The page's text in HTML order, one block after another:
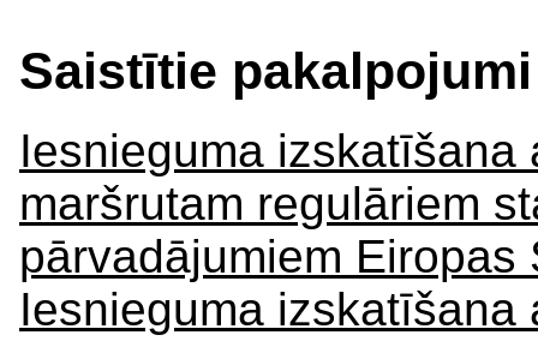
Saistītie pakalpojumi
Iesnieguma
maršrutam regulāriem
pārvadājumiem
Iesnieguma